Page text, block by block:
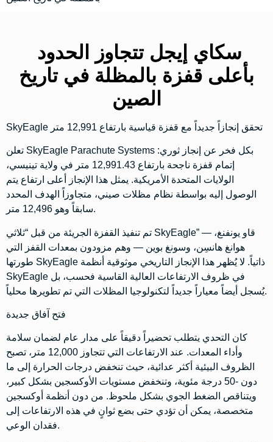
بأعلى قفزة بالمظلة في تاريخ
الصين
SkyEagle تحقق إنجازاً جديداً مع قفزة قياسية بارتفاع 12,991 متر
تعلن SkyEagle Parachute Systems بكل فخر عن إنجاز ثوري:
إتمام قفزة ناجحة بارتفاع 12,991.43 متر في ولاية تينيسي،
الولايات المتحدة الأمريكية. يمثل هذا الإنجاز أعلى ارتفاع يتم
الوصول إليه بواسطة نظام مظلات صيني، متجاوزاً الهدف المحدد
سابقاً وهو 12,496 متر.
تم تنفيذ القفزة الجريئة من قبل “ثلاثي SkyEagle” — قاو يونفنغ،
هوانغ هانسِن، وسونغ بوين — وهم مزودون بمعدات القفز التي
طورتها SkyEagle ذاتياً. لا يُظهر هذا الإنجاز التاريخي موثوقية أنظمة
SkyEagle في ظروف الارتفاعات العالية القاسية فحسب، بل
يُسجل أيضاً معياراً جديداً لتكنولوجيا المظلات التي تم تطويرها محلياً.
فتح آفاق جديدة
كان التحدي يتطلب تحضيراً دقيقاً على مدار عام لضمان سلامة
وأداء المعدات. عند الارتفاعات التي تتجاوز 12,000 متر، تصبح
الظروف البيئية أكثر عدائية، حيث تنخفض درجات الحرارة إلى ما
دون -50 درجة مئوية، وتنخفض مستويات الأوكسجين بشكل كبير،
ويتناقص الضغط الجوي بشكل ملحوظ. من دون أنظمة أوكسجين
متخصصة، يمكن أن تؤدي حتى بضع ثوانٍ في هذه الارتفاعات إلى
فقدان الوعي.